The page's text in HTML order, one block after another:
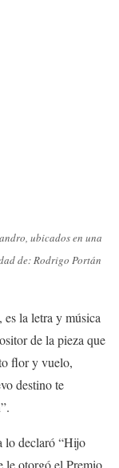
ubicados en una
de: Rodrigo Portán
la letra y música
de la pieza que
flor y vuelo,
destino te
lo declaró “Hijo
le otorgó el Premio